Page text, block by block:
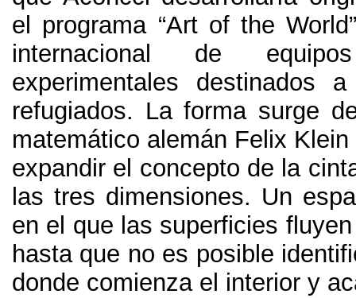
el programa “Art of the
internacional de
experimentales destinados
refugiados. La forma surge
matemático alemán Felix
expandir el concepto de la
las tres dimensiones. Un
en el que las superficies
hasta que no es posible
donde comienza el interior y